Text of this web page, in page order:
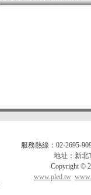
服務熱線：02-2695-
地址：新北
Copyright ©
www.pled.tw